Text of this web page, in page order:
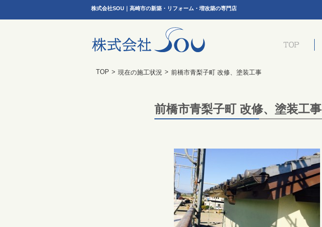
株式会社SOU｜高崎市の新築・リフォーム・増改築の専門店
TOP > 現在の施工状況 > 前橋市青梨子町 改修、塗装工事
前橋市青梨子町 改修、塗装工事